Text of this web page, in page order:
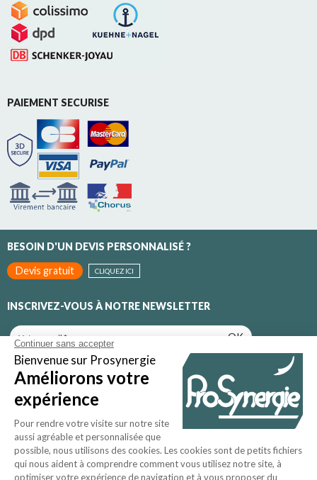
PAIEMENT SECURISE
BESOIN D'UN DEVIS PERSONNALISÉ ?
Devis gratuit
CLIQUEZ ICI
INSCRIVEZ-VOUS À NOTRE NEWSLETTER
OK
Inscrivez-vous pour recevoir toutes nos promotions et nos
actualités
Qui sommes-nous ?
CGV